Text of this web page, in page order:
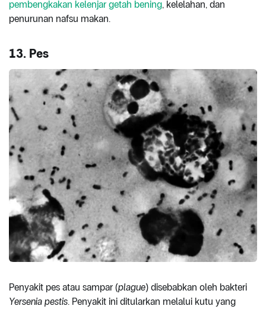
pembengkakan kelenjar getah bening, kelelahan, dan
penurunan nafsu makan.
13. Pes
Penyakit pes atau sampar (plague) disebabkan oleh bakteri
Yersenia pestis. Penyakit ini ditularkan melalui kutu yang